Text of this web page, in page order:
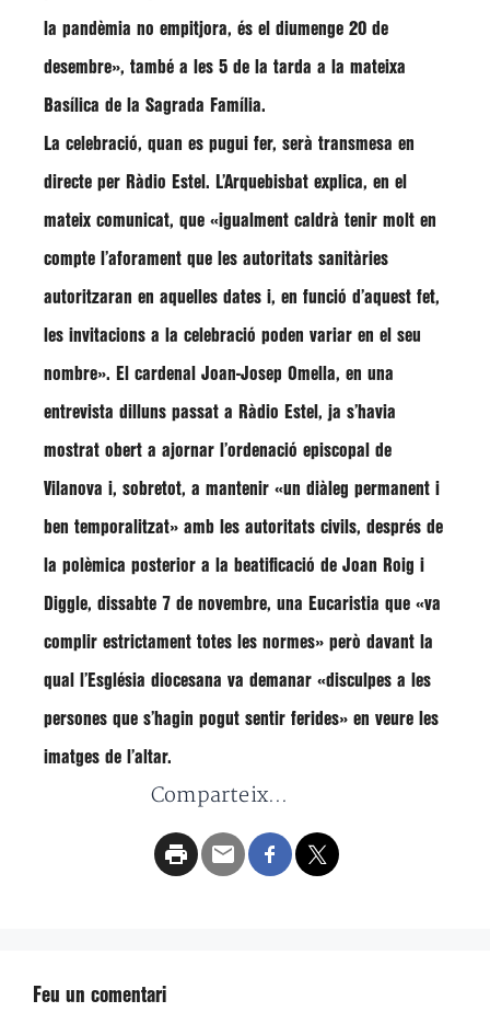
la pandèmia no empitjora, és el diumenge 20 de
desembre», també a les 5 de la tarda a la mateixa
Basílica de la Sagrada Família.
La celebració, quan es pugui fer, serà transmesa en
directe per Ràdio Estel. L’Arquebisbat explica, en el
mateix comunicat, que «igualment caldrà tenir molt en
compte l’aforament que les autoritats sanitàries
autoritzaran en aquelles dates i, en funció d’aquest fet,
les invitacions a la celebració poden variar en el seu
nombre». El cardenal Joan-Josep Omella, en una
entrevista dilluns passat a Ràdio Estel, ja s’havia
mostrat obert a ajornar l’ordenació episcopal de
Vilanova i, sobretot, a mantenir «un diàleg permanent i
ben temporalitzat» amb les autoritats civils, després de
la polèmica posterior a la beatificació de Joan Roig i
Diggle, dissabte 7 de novembre, una Eucaristia que «va
complir estrictament totes les normes» però davant la
qual l’Església diocesana va demanar «disculpes a les
persones que s’hagin pogut sentir ferides» en veure les
imatges de l’altar.
Comparteix...
Feu un comentari